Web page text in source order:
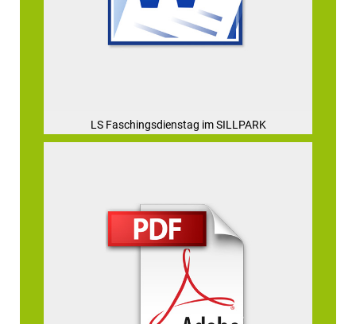
LS Faschingsdienstag im SILLPARK